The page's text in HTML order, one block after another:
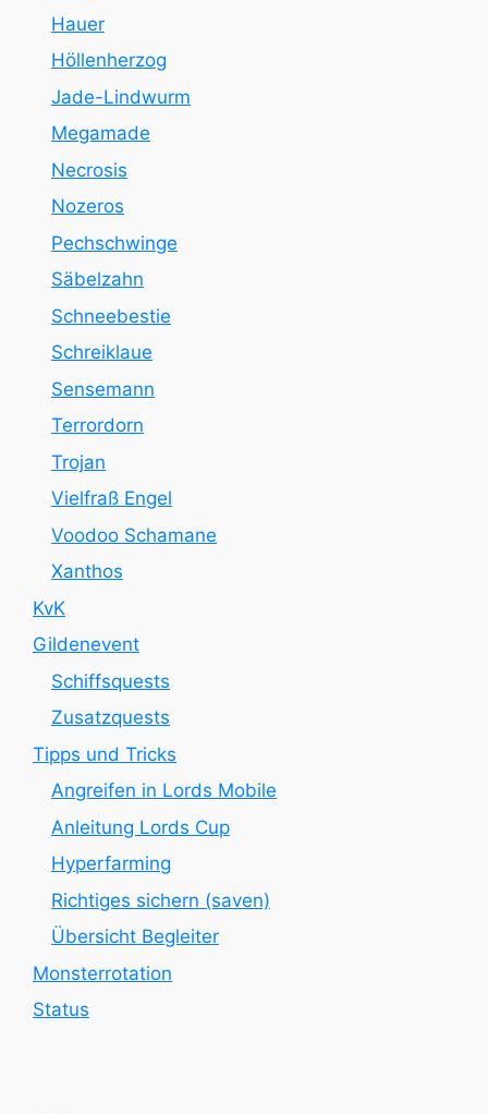
Hauer
Höllenherzog
Jade-Lindwurm
Megamade
Necrosis
Nozeros
Pechschwinge
Säbelzahn
Schneebestie
Schreiklaue
Sensemann
Terrordorn
Trojan
Vielfraß Engel
Voodoo Schamane
Xanthos
KvK
Gildenevent
Schiffsquests
Zusatzquests
Tipps und Tricks
Angreifen in Lords Mobile
Anleitung Lords Cup
Hyperfarming
Richtiges sichern (saven)
Übersicht Begleiter
Monsterrotation
Status